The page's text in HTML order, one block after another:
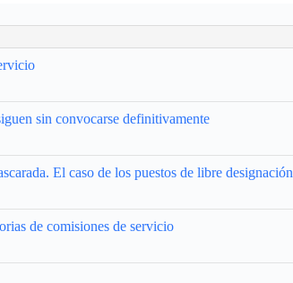
sin convocarse definitivamente
El caso de los puestos de libre designación
de comisiones de servicio